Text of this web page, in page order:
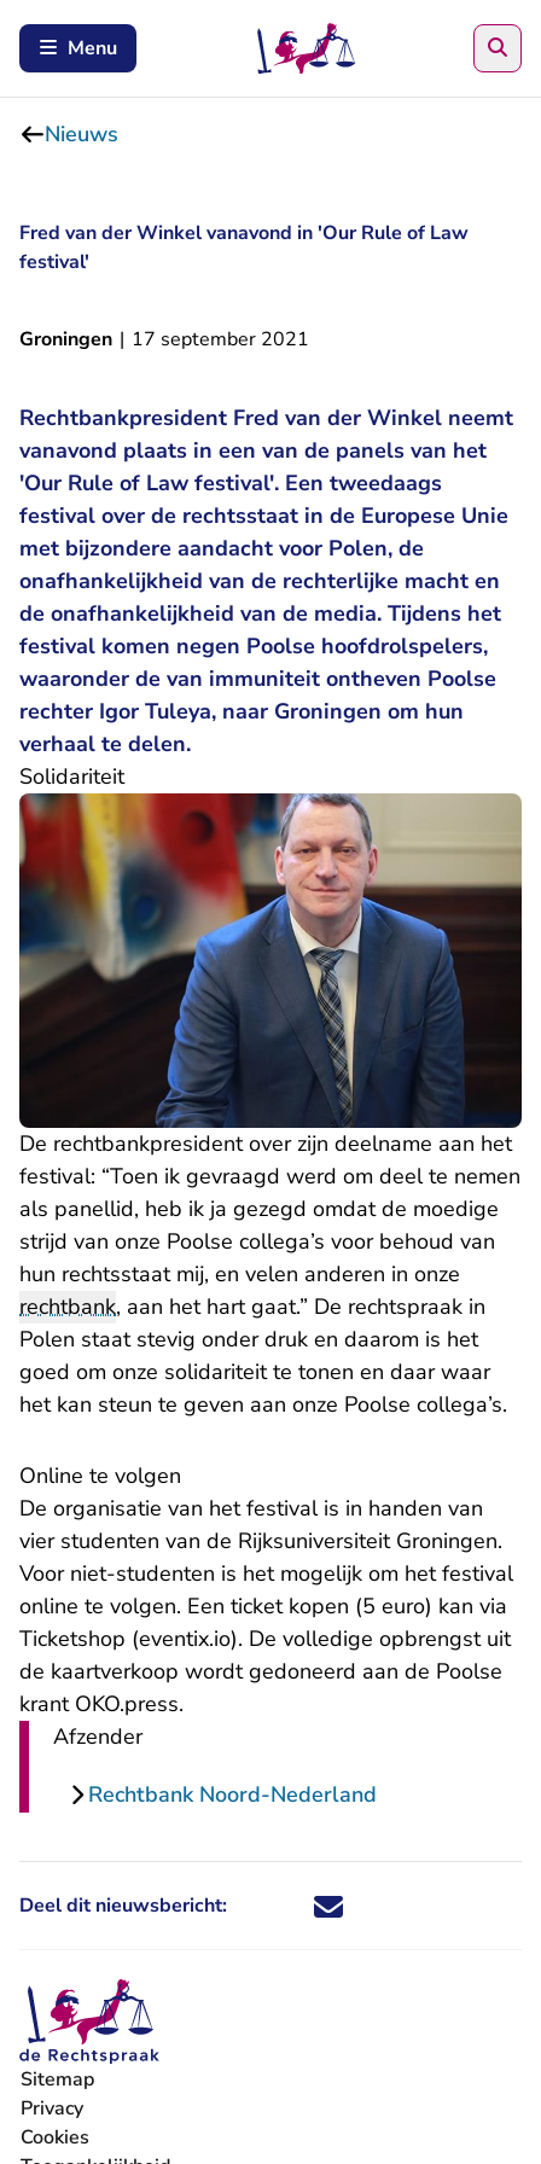
Menu
Nieuws
Fred van der Winkel vanavond in 'Our Rule of Law
festival'
Groningen | 17 september 2021
Rechtbankpresident Fred van der Winkel neemt
vanavond plaats in een van de panels van het
'Our Rule of Law festival'. Een tweedaags
festival over de rechtsstaat in de Europese Unie
met bijzondere aandacht voor Polen, de
onafhankelijkheid van de rechterlijke macht en
de onafhankelijkheid van de media. Tijdens het
festival komen negen Poolse hoofdrolspelers,
waaronder de van immuniteit ontheven Poolse
rechter Igor Tuleya, naar Groningen om hun
verhaal te delen.
Solidariteit
De rechtbankpresident over zijn deelname aan het
festival: “Toen ik gevraagd werd om deel te nemen
als panellid, heb ik ja gezegd omdat de moedige
strijd van onze Poolse collega’s voor behoud van
hun rechtsstaat mij, en velen anderen in onze
rechtbank, aan het hart gaat.” De rechtspraak in
Polen staat stevig onder druk en daarom is het
goed om onze solidariteit te tonen en daar waar
het kan steun te geven aan onze Poolse collega’s.
Online te volgen
De organisatie van het festival is in handen van
vier studenten van de Rijksuniversiteit Groningen.
Voor niet-studenten is het mogelijk om het festival
online te volgen. Een ticket kopen (5 euro) kan via
Ticketshop (eventix.io)- U verlaat Rechtspraak.nl
. De volledige opbrengst uit
de kaartverkoop wordt gedoneerd aan de Poolse
krant OKO.press.
Afzender
Rechtbank Noord-Nederland
Deel dit nieuwsbericht: Deel dit nieuwsbericht via X -
Deel dit nieuwsbericht via
Deel dit nieuwsbericht
Deel dit
Sitemap
Privacy
Cookies